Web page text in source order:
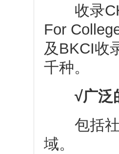
收录
For
及BKCI收
千种。
√广泛
包括社
域。